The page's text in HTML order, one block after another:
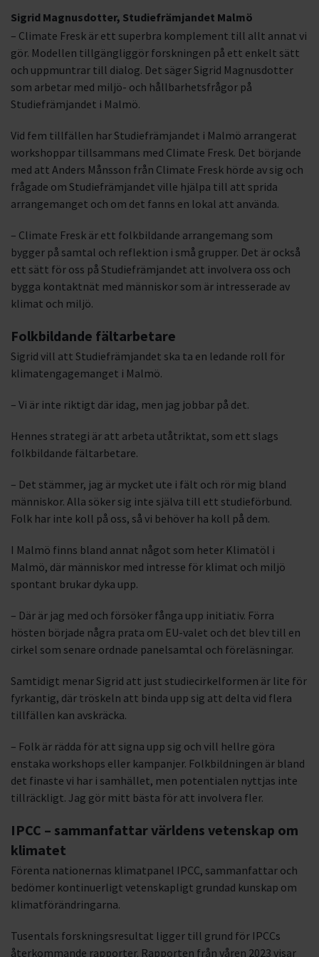
Sigrid Magnusdotter, Studiefrämjandet Malmö
– Climate Fresk är ett superbra komplement till allt annat vi
gör. Modellen tillgängliggör forskningen på ett enkelt sätt
och uppmuntrar till dialog. Det säger Sigrid Magnusdotter
som arbetar med miljö- och hållbarhetsfrågor på
Studiefrämjandet i Malmö.
Vid fem tillfällen har Studiefrämjandet i Malmö arrangerat
workshoppar tillsammans med Climate Fresk. Det börjande
med att Anders Månsson från Climate Fresk hörde av sig och
frågade om Studiefrämjandet ville hjälpa till att sprida
arrangemanget och om det fanns en lokal att använda.
– Climate Fresk är ett folkbildande arrangemang som
bygger på samtal och reflektion i små grupper. Det är också
ett sätt för oss på Studiefrämjandet att involvera oss och
bygga kontaktnät med människor som är intresserade av
klimat och miljö.
Folkbildande fältarbetare
Sigrid vill att Studiefrämjandet ska ta en ledande roll för
klimatengagemanget i Malmö.
– Vi är inte riktigt där idag, men jag jobbar på det.
Hennes strategi är att arbeta utåtriktat, som ett slags
folkbildande fältarbetare.
– Det stämmer, jag är mycket ute i fält och rör mig bland
människor. Alla söker sig inte själva till ett studieförbund.
Folk har inte koll på oss, så vi behöver ha koll på dem.
I Malmö finns bland annat något som heter Klimatöl i
Malmö, där människor med intresse för klimat och miljö
spontant brukar dyka upp.
– Där är jag med och försöker fånga upp initiativ. Förra
hösten började några prata om EU-valet och det blev till en
cirkel som senare ordnade panelsamtal och föreläsningar.
Samtidigt menar Sigrid att just studiecirkelformen är lite för
fyrkantig, där tröskeln att binda upp sig att delta vid flera
tillfällen kan avskräcka.
– Folk är rädda för att signa upp sig och vill hellre göra
enstaka workshops eller kampanjer. Folkbildningen är bland
det finaste vi har i samhället, men potentialen nyttjas inte
tillräckligt. Jag gör mitt bästa för att involvera fler.
IPCC – sammanfattar världens vetenskap om
klimatet
Förenta nationernas klimatpanel IPCC, sammanfattar och
bedömer kontinuerligt vetenskapligt grundad kunskap om
klimatförändringarna.
Tusentals forskningsresultat ligger till grund för IPCCs
återkommande rapporter. Rapporten från våren 2023 visar